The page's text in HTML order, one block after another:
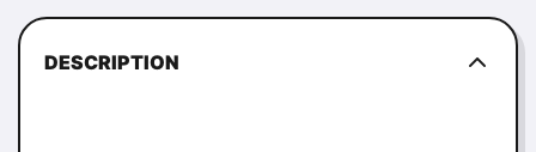
DESCRIPTION